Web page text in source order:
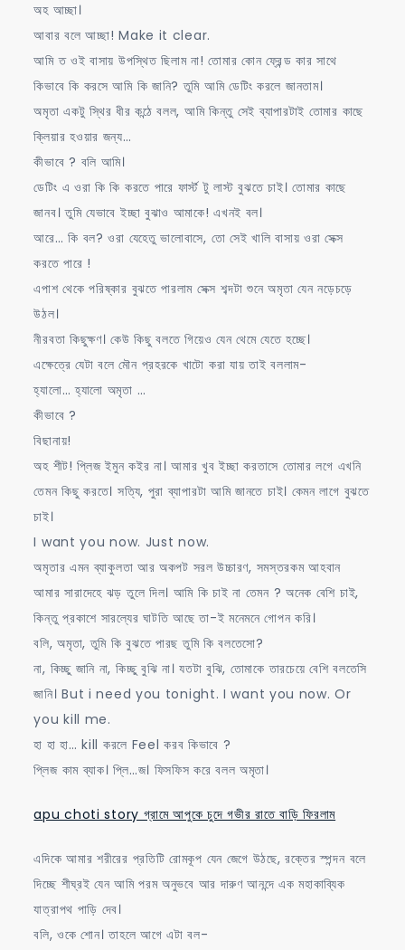
অহ আচ্ছা।
আবার বলে আচ্ছা! Make it clear.
আমি ত ওই বাসায় উপস্থিত ছিলাম না! তোমার কোন ফ্রেন্ড কার সাথে
কিভাবে কি করসে আমি কি জানি? তুমি আমি ডেটিং করলে জানতাম।
অমৃতা একটু স্থির ধীর কন্ঠে বলল, আমি কিন্তু সেই ব্যাপারটাই তোমার কাছে
ক্লিয়ার হওয়ার জন্য…
কীভাবে ? বলি আমি।
ডেটিং এ ওরা কি কি করতে পারে ফার্স্ট টু লাস্ট বুঝতে চাই। তোমার কাছে
জানব। তুমি যেভাবে ইচ্ছা বুঝাও আমাকে! এখনই বল।
আরে… কি বল? ওরা যেহেতু ভালোবাসে, তো সেই খালি বাসায় ওরা সেক্স
করতে পারে !
এপাশ থেকে পরিষ্কার বুঝতে পারলাম সেক্স শব্দটা শুনে অমৃতা যেন নড়েচড়ে
উঠল।
নীরবতা কিছুক্ষণ। কেউ কিছু বলতে গিয়েও যেন থেমে যেতে হচ্ছে।
এক্ষেত্রে যেটা বলে মৌন প্রহরকে খাটো করা যায় তাই বললাম-
হ্যালো… হ্যালো অমৃতা …
কীভাবে ?
বিছানায়!
অহ শীট! প্লিজ ইমুন কইর না। আমার খুব ইচ্ছা করতাসে তোমার লগে এখনি
তেমন কিছু করতে। সত্যি, পুরা ব্যাপারটা আমি জানতে চাই। কেমন লাগে বুঝতে
চাই।
I want you now. Just now.
অমৃতার এমন ব্যাকুলতা আর অকপট সরল উচ্চারণ, সমস্তরকম আহবান
আমার সারাদেহে ঝড় তুলে দিল। আমি কি চাই না তেমন ? অনেক বেশি চাই,
কিন্তু প্রকাশে সারল্যের ঘাটতি আছে তা-ই মনেমনে গোপন করি।
বলি, অমৃতা, তুমি কি বুঝতে পারছ তুমি কি বলতেসো?
না, কিচ্ছু জানি না, কিচ্ছু বুঝি না। যতটা বুঝি, তোমাকে তারচেয়ে বেশি বলতেসি
জানি। But i need you tonight. I want you now. Or
you kill me.
হা হা হা… kill করলে Feel করব কিভাবে ?
প্লিজ কাম ব্যাক। প্লি…জ। ফিসফিস করে বলল অমৃতা।
apu choti story গ্রামে আপুকে চুদে গভীর রাতে বাড়ি ফিরলাম
এদিকে আমার শরীরের প্রতিটি রোমকূপ যেন জেগে উঠছে, রক্তের স্পন্দন বলে
দিচ্ছে শীঘ্রই যেন আমি পরম অনুভবে আর দারুণ আনন্দে এক মহাকাব্যিক
যাত্রাপথ পাড়ি দেব।
বলি, ওকে শোন। তাহলে আগে এটা বল-